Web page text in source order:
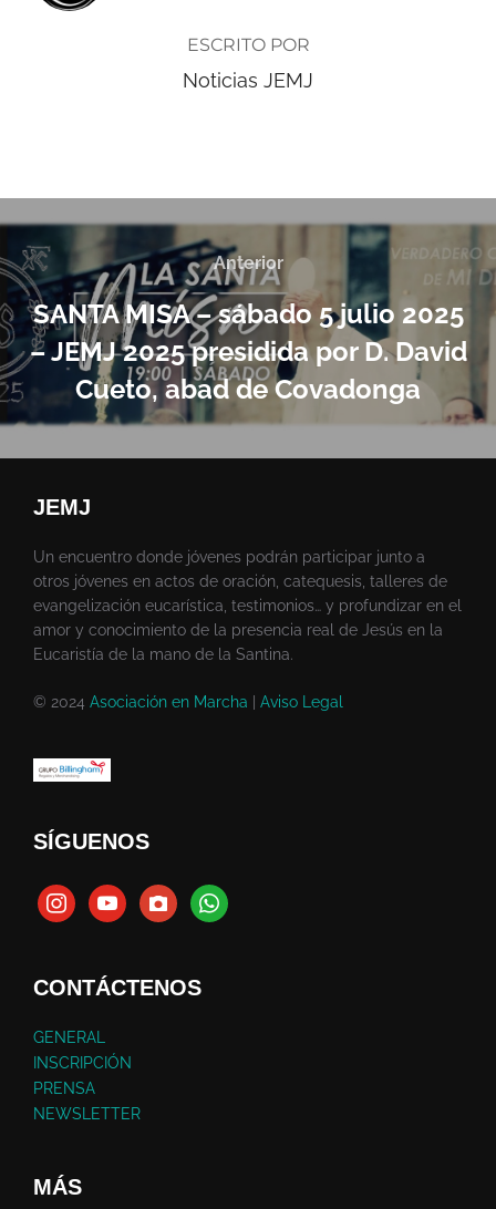
ESCRITO POR
Noticias JEMJ
Anterior
SANTA MISA – sábado 5 julio 2025
– JEMJ 2025 presidida por D. David
Cueto, abad de Covadonga
JEMJ
Un encuentro donde jóvenes podrán participar junto a
otros jóvenes en actos de oración, catequesis, talleres de
evangelización eucarística, testimonios… y profundizar en el
amor y conocimiento de la presencia real de Jesús en la
Eucaristía de la mano de la Santina.
© 2024 Asociación en Marcha Aviso Legal
SÍGUENOS
CONTÁCTENOS
GENERAL
INSCRIPCIÓN
PRENSA
NEWSLETTER
MÁS